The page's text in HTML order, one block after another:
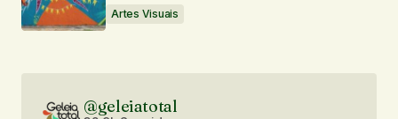
Artes Visuais
@geleiatotal